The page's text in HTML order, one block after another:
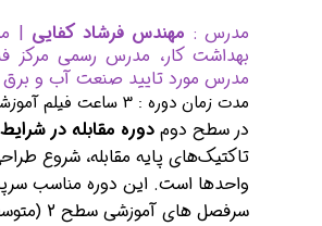
مدرس : مهندس فرشاد کفایی |
بهداشت کار،
مدرس مورد تایید صنعت آب و برق
مدت زمان دوره : 3 ساعت فیلم آموزشی
در سطح دوم دوره مقابله در
تاکتیک‌های پایه مقابله، شروع
واحدها است. این دوره مناسب
سرفصل های آموزشی سطح 2 (متوسط):